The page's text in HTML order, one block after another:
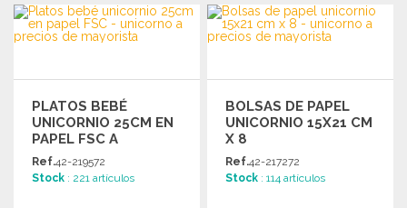
PEDIR
Solicitar un presupuesto
Solicitar un presupuesto
PLATOS BEBÉ
UNICORNIO 25CM EN
PAPEL FSC A
PRECIOS DE
MAYORISTA
Ref.42-219572
Stock : 221 artículos
BOLSAS DE PAPEL
UNICORNIO 15X21 CM
X 8
Ref.42-217272
Stock : 114 artículos